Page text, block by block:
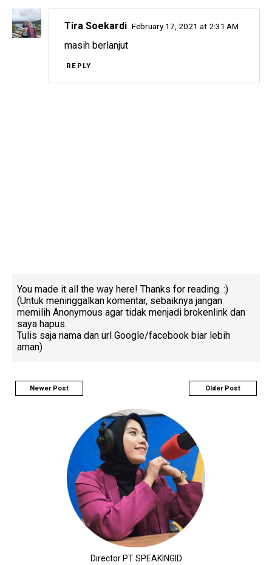
Tira Soekardi February 17, 2021 at 2:31 AM
masih berlanjut
REPLY
You made it all the way here! Thanks for reading. :)
(Untuk meninggalkan komentar, sebaiknya jangan
memilih Anonymous agar tidak menjadi brokenlink dan
saya hapus.
Tulis saja nama dan url Google/facebook biar lebih
aman)
Newer Post Older Post
Director PT SPEAKINGID